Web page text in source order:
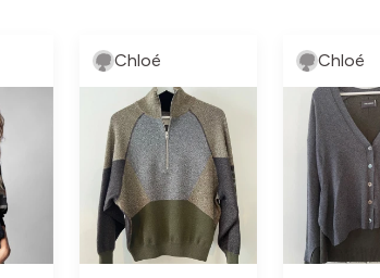
Chloé Chloé